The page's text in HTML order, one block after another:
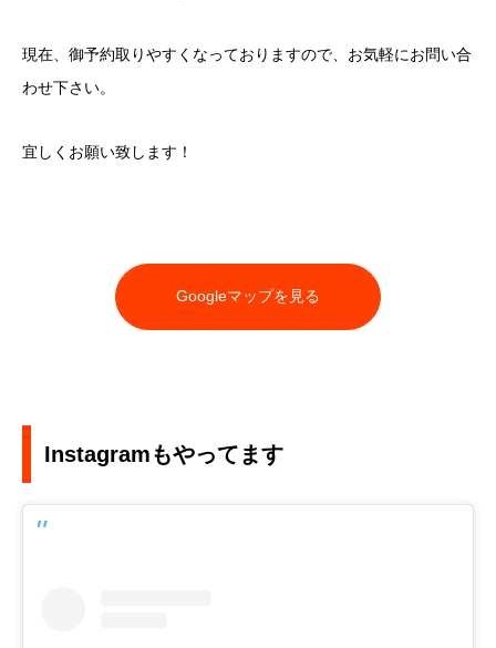
現在、御予約取りやすくなっておりますので、お気軽にお問い合
わせ下さい。
宜しくお願い致します！
Googleマップを見る
Instagramもやってます